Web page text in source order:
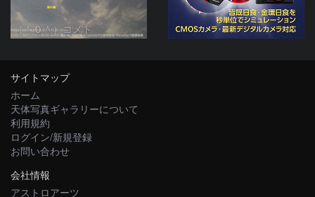
（＾０＾）コメト
サイトマップ
ホーム
天体写真ギャラリーについて
利用規約
ログイン/新規登録
お問い合わせ
会社情報
アストロアーツ